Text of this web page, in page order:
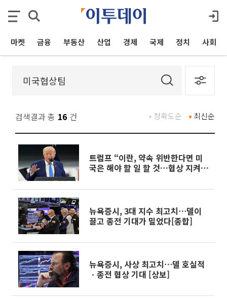
마켓 금융 부동산 산업 경제 국제 정치 사회
검색결과 총 16 건 최신순
정확도순
트럼프 “이란, 약속 위반한다면 미
국은 해야 할 일 할 것…협상 지켜
뉴욕증시, 3대 지수 최고치⋯델이
끌고 종전 기대가 밀었다[종합]
뉴욕증시, 사상 최고치⋯델 호실적
ㆍ종전 협상 기대 [상보]